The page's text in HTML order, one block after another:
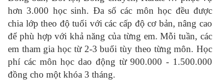
hơn 3.000 học sinh. Đa số các môn học đều được
chia lớp theo độ tuổi với các cấp độ cơ bản, nâng cao
để phù hợp với khả năng của từng em. Mỗi tuần, các
em tham gia học từ 2-3 buổi tùy theo từng môn. Học
phí các môn học dao động từ 900.000 - 1.500.000
đồng cho một khóa 3 tháng.